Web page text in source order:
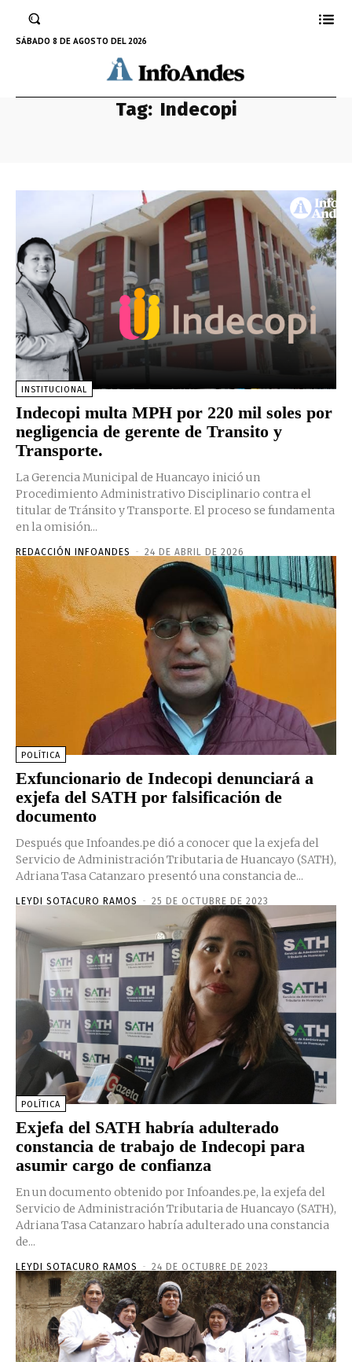
SÁBADO 8 DE AGOSTO DEL 2026
Tag: Indecopi
INSTITUCIONAL
Indecopi multa MPH por 220 mil soles por
negligencia de gerente de Transito y
Transporte.
La Gerencia Municipal de Huancayo inició un
Procedimiento Administrativo Disciplinario contra el
titular de Tránsito y Transporte. El proceso se fundamenta
en la omisión...
REDACCIÓN INFOANDES - 24 DE ABRIL DE 2026
POLÍTICA
Exfuncionario de Indecopi denunciará a
exjefa del SATH por falsificación de
documento
Después que Infoandes.pe dió a conocer que la exjefa del
Servicio de Administración Tributaria de Huancayo (SATH),
Adriana Tasa Catanzaro presentó una constancia de...
LEYDI SOTACURO RAMOS - 25 DE OCTUBRE DE 2023
POLÍTICA
Exjefa del SATH habría adulterado
constancia de trabajo de Indecopi para
asumir cargo de confianza
En un documento obtenido por Infoandes.pe, la exjefa del
Servicio de Administración Tributaria de Huancayo (SATH),
Adriana Tasa Catanzaro habría adulterado una constancia
de...
LEYDI SOTACURO RAMOS - 24 DE OCTUBRE DE 2023